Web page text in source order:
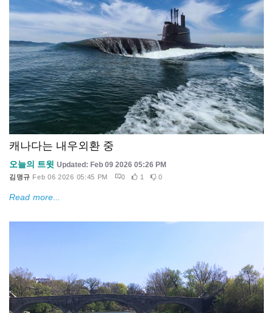
캐나다는 내우외환 중
오늘의 트윗 Updated: Feb 09 2026 05:26 PM
김명규 Feb 06 2026 05:45 PM 0 1 0
Read more...